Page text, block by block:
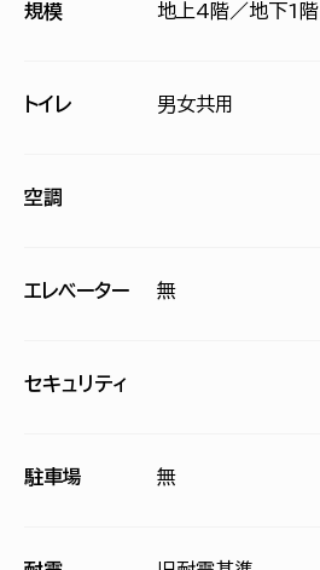
規模 地上4階／地下1階
トイレ 男女共用
空調
エレベーター 無
セキュリティ
駐車場 無